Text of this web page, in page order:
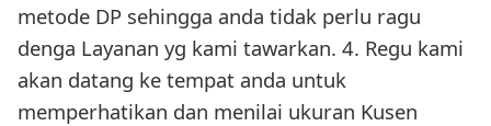
metode DP sehingga anda tidak perlu ragu
denga Layanan yg kami tawarkan. 4. Regu kami
akan datang ke tempat anda untuk
memperhatikan dan menilai ukuran Kusen